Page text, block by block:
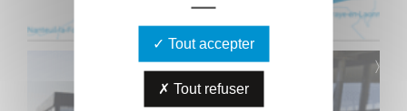
Tout accepter
Tout refuser